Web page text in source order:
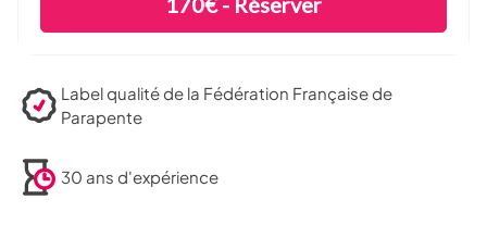
Label qualité de la Fédération Française de
Parapente
30 ans d'expérience